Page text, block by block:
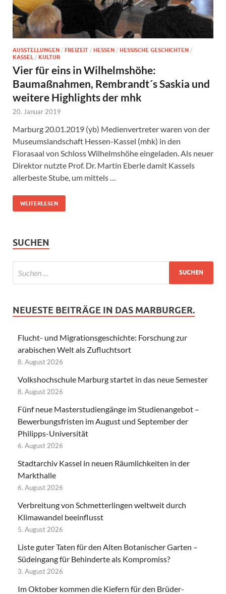
AUSSTELLUNGEN / FREIZEIT / HESSEN / HESSISCHE GESCHICHTEN /
KASSEL / KULTUR
Vier für eins in Wilhelmshöhe:
Baumaßnahmen, Rembrandt´s Saskia und
weitere Highlights der mhk
20. Januar 2019
Marburg 20.01.2019 (yb) Medienvertreter waren von der
Museumslandschaft Hessen-Kassel (mhk) in den
Florasaal von Schloss Wilhelmshöhe eingeladen. Als neuer
Direktor nutzte Prof. Dr. Martin Eberle damit Kassels
allerbeste Stube, um mittels …
WEITERLESEN
SUCHEN
NEUESTE BEITRÄGE IN DAS MARBURGER.
Flucht- und Migrationsgeschichte: Forschung zur
arabischen Welt als Zufluchtsort
8. August 2026
Volkshochschule Marburg startet in das neue Semester
8. August 2026
Fünf neue Masterstudiengänge im Studienangebot –
Bewerbungsfristen im August und September der
Philipps-Universität
6. August 2026
Stadtarchiv Kassel in neuen Räumlichkeiten in der
Markthalle
6. August 2026
Verbreitung von Schmetterlingen weltweit durch
Klimawandel beeinflusst
5. August 2026
Liste guter Taten für den Alten Botanischer Garten –
Südeingang für Behinderte als Kompromiss?
3. August 2026
Im Oktober kommen die Kiefern für den Brüder-